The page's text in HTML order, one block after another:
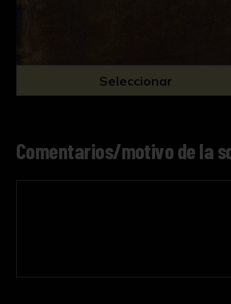
Seleccionar
Comentarios/motivo de la